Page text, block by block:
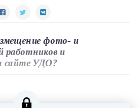
фото- и
работников и
сайте УДО?